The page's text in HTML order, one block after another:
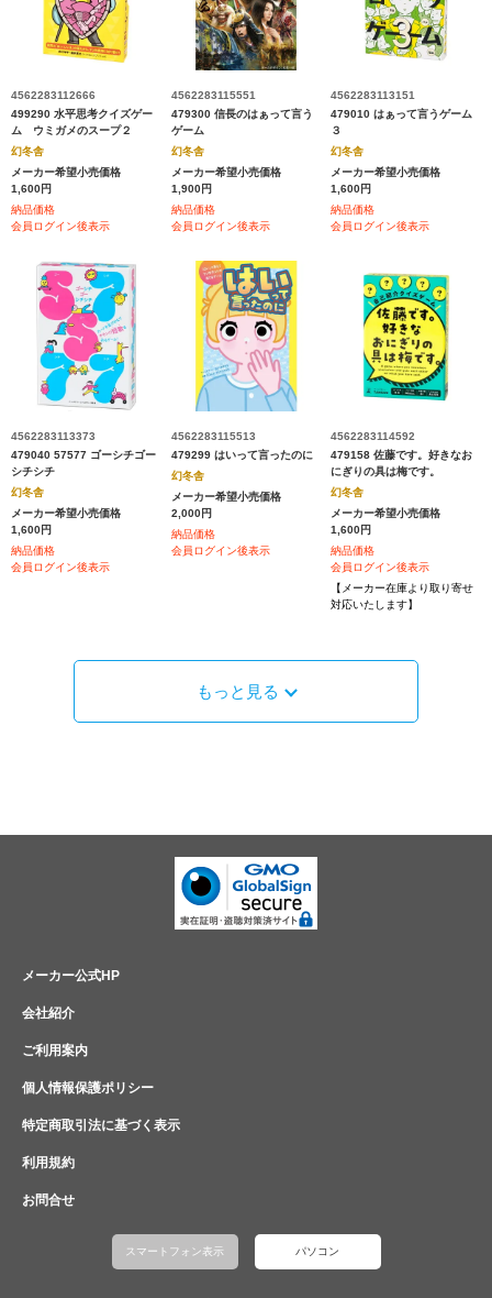
4562283112666
499290 水平思考クイズゲー
ム ウミガメのスープ２
幻冬舎
メーカー希望小売価格
1,600円
納品価格
会員ログイン後表示
4562283115551
479300 信長のはぁって言う
ゲーム
幻冬舎
メーカー希望小売価格
1,900円
納品価格
会員ログイン後表示
4562283113151
479010 はぁって言うゲーム
３
幻冬舎
メーカー希望小売価格
1,600円
納品価格
会員ログイン後表示
4562283113373
479040 57577 ゴーシチゴー
シチシチ
幻冬舎
メーカー希望小売価格
1,600円
納品価格
会員ログイン後表示
4562283115513
479299 はいって言ったのに
幻冬舎
メーカー希望小売価格
2,000円
納品価格
会員ログイン後表示
4562283114592
479158 佐藤です。好きなお
にぎりの具は梅です。
幻冬舎
メーカー希望小売価格
1,600円
納品価格
会員ログイン後表示
【メーカー在庫より取り寄せ
対応いたします】
もっと見る
メーカー公式HP
会社紹介
ご利用案内
個人情報保護ポリシー
特定商取引法に基づく表示
利用規約
お問合せ
スマートフォン表示 パソコン